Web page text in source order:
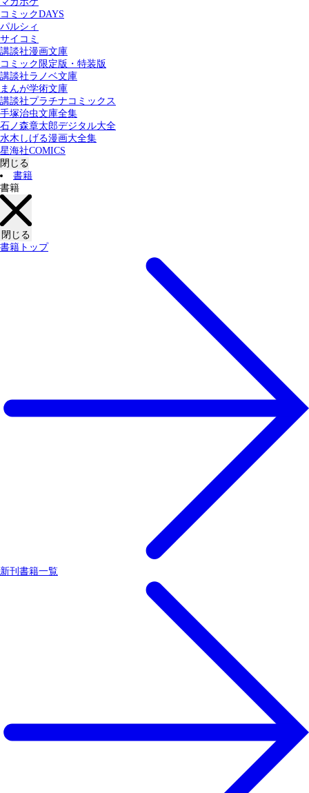
コミックDAYS
パルシィ
サイコミ
講談社漫画文庫
コミック限定版・特装版
講談社ラノベ文庫
まんが学術文庫
講談社プラチナコミックス
手塚治虫文庫全集
石ノ森章太郎デジタル大全
水木しげる漫画大全集
星海社COMICS
閉じる
書籍
書籍
閉じる
書籍トップ
新刊書籍一覧
カテゴリー：
すべての記事